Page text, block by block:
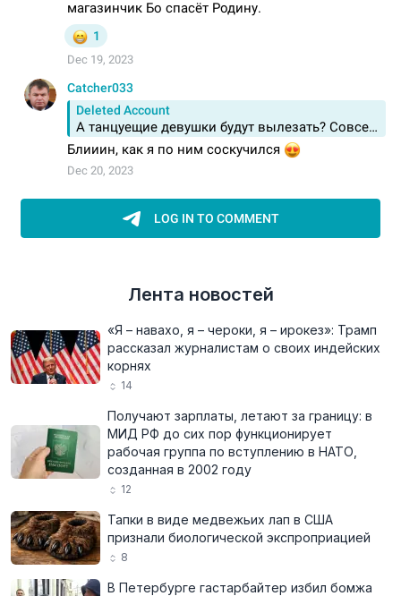
Лента новостей
«Я – навахо, я – чероки, я – ирокез»: Трамп
рассказал журналистам о своих индейских
корнях
14
Получают зарплаты, летают за границу: в
МИД РФ до сих пор функционирует
рабочая группа по вступлению в НАТО,
созданная в 2002 году
12
Тапки в виде медвежьих лап в США
признали биологической экспроприацией
8
В Петербурге гастарбайтер избил бомжа